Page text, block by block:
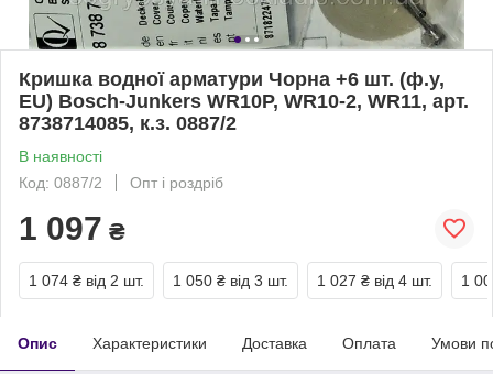
Кришка водної арматури Чорна +6 шт. (ф.у,
EU) Bosch-Junkers WR10P, WR10-2, WR11, арт.
8738714085, к.з. 0887/2
В наявності
Код: 0887/2
Опт і роздріб
1 097 ₴
1 074 ₴ від 2 шт. 1 050 ₴ від 3 шт. 1 027 ₴ від 4 шт. 1
Опис Характеристики Доставка Оплата Умови